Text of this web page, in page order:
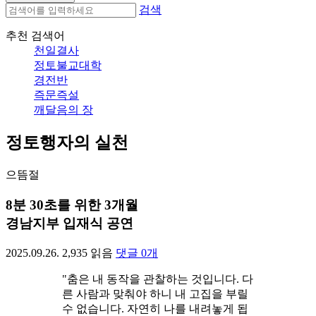
검색
추천 검색어
천일결사
정토불교대학
경전반
즉문즉설
깨달음의 장
정토행자의 실천
으뜸절
8분 30초를 위한 3개월
경남지부 입재식 공연
2025.09.26. 2,935 읽음 댓글 0개
"춤은 내 동작을 관찰하는 것입니다. 다
른 사람과 맞춰야 하니 내 고집을 부릴
수 없습니다. 자연히 나를 내려놓게 됩